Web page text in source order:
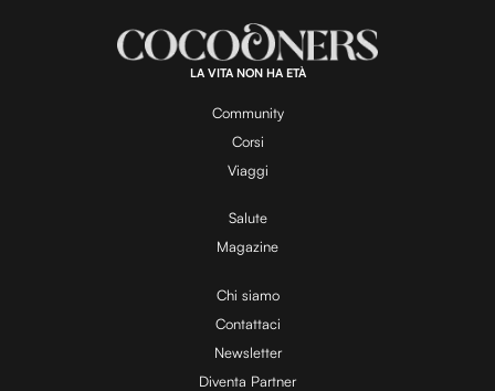
a
y
V
i
d
:
1
0
0
.
0
LA VITA NON HA ETÀ
Community
Corsi
Viaggi
Salute
Magazine
Chi siamo
Contattaci
Newsletter
Diventa Partner